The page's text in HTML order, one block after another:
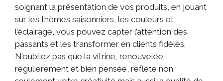
soignant la présentation de vos produits, en jouant
sur les thèmes saisonniers, les couleurs et
l’éclairage, vous pouvez capter l’attention des
passants et les transformer en clients fidèles.
N’oubliez pas que la vitrine, renouvelée
régulièrement et bien pensée, reflète non